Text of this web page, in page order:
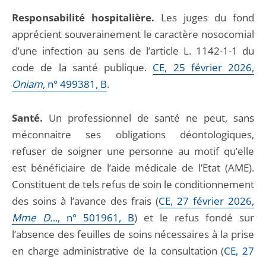
Responsabilité hospitalière. Les juges du fond
apprécient souverainement le caractère nosocomial
d’une infection au sens de l’article L. 1142-1-1 du
code de la santé publique. CE, 25 février 2026,
Oniam, n° 499381, B.
Santé. Un professionnel de santé ne peut, sans
méconnaitre ses obligations déontologiques,
refuser de soigner une personne au motif qu’elle
est bénéficiaire de l’aide médicale de l’Etat (AME).
Constituent de tels refus de soin le conditionnement
des soins à l’avance des frais (CE, 27 février 2026,
Mme D…, n° 501961, B) et le refus fondé sur
l’absence des feuilles de soins nécessaires à la prise
en charge administrative de la consultation (CE, 27